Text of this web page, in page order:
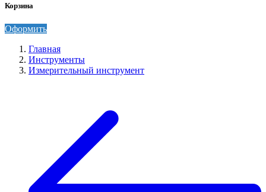
Корзина
Оформить
Главная
Инструменты
Измерительный инструмент